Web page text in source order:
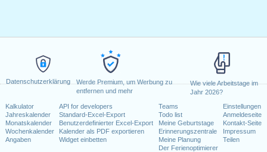
Datenschutzerklärung
Werde Premium, um Werbung zu
entfernen und mehr
Wie viele Arbeitstage im
Jahr 2026?
Kalkulator
Jahreskalender
Monatskalender
Wochenkalender
Angaben
API for developers
Standard-Excel-Export
Benutzerdefinierter Excel-Export
Kalender als PDF exportieren
Widget einbetten
Teams
Todo list
Meine Geburtstage
Erinnerungszentrale
Meine Planung
Der Ferienoptimierer
Einstellungen
Anmeldeseite
Kontakt-Seite
Impressum
Teilen